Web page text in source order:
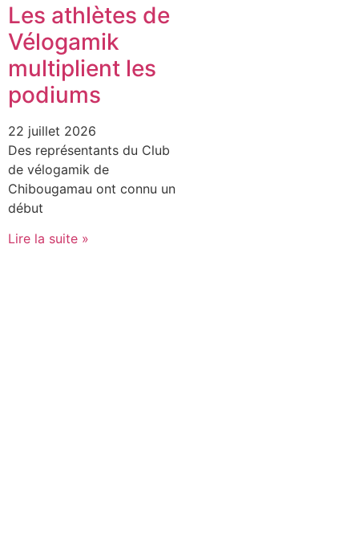
Les athlètes de
Vélogamik
multiplient les
podiums
22 juillet 2026
Des représentants du Club
de vélogamik de
Chibougamau ont connu un
début
Lire la suite »